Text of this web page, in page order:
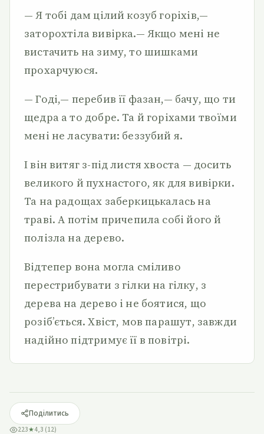
— Я тобі дам цілий козуб горіхів,—
заторохтіла вивірка.— Якщо мені не
вистачить на зиму, то шишками
прохарчуюся.
— Годі,— перебив її фазан,— бачу, що ти
щедра а то добре. Та й горіхами твоїми
мені не ласувати: беззубий я.
І він витяг з-під листя хвоста — досить
великого й пухнастого, як для вивірки.
Та на радощах заберкицькалась на
траві. А потім причепила собі його й
полізла на дерево.
Відтепер вона могла сміливо
перестрибувати з гілки на гілку, з
дерева на дерево і не боятися, що
розіб’ється. Хвіст, мов парашут, завжди
надійно підтримує її в повітрі.
Поділитись
223★4,3 (12)